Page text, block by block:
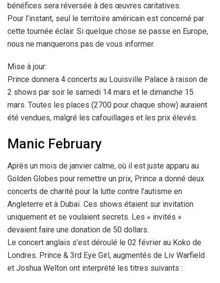
bénéfices sera réversée à des œuvres caritatives.
Pour l’instant, seul le territoire américain est concerné par
cette tournée éclair. Si quelque chose se passe en Europe,
nous ne manquerons pas de vous informer.
Mise à jour:
Prince donnera 4 concerts au Louisville Palace à raison de
2 shows par soir le samedi 14 mars et le dimanche 15
mars. Toutes les places (2700 pour chaque show) auraient
été vendues, malgré les cafouillages et les prix élevés.
Manic February
Après un mois de janvier calme, où il est juste apparu au
Golden Globes pour remettre un prix, Prince a donné deux
concerts de charité pour la lutte contre l’autisme en
Angleterre et à Dubaï. Ces shows étaient sur invitation
uniquement et se voulaient secrets. Les « invités »
devaient faire une donation de 50 dollars.
Le concert anglais s’est déroulé le 02 février au Koko de
Londres. Prince & 3rd Eye Girl, augmentés de Liv Warfield
et Joshua Welton ont interprété les titres suivants :